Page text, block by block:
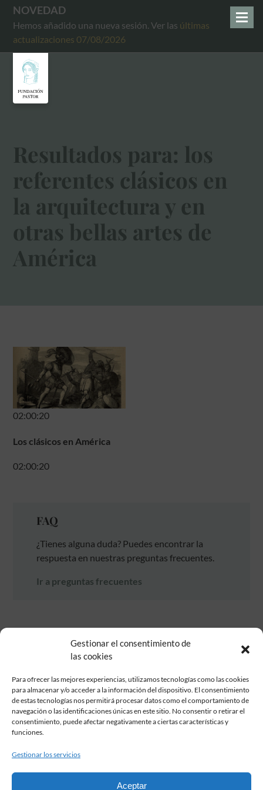
Gestionar el consentimiento de
las cookies
Para ofrecer las mejores experiencias, utilizamos tecnologías como las cookies
para almacenar y/o acceder a la información del dispositivo. El consentimiento
de estas tecnologías nos permitirá procesar datos como el comportamiento de
navegación o las identificaciones únicas en este sitio. No consentir o retirar el
consentimiento, puede afectar negativamente a ciertas características y
funciones.
Gestionar los servicios
Aceptar
NOVEDAD
Hemos añadido una nueva sesión. Ver las últimas
actualizaciones 07/08/2026
Resultados para: los
referentes clásicos en
la arquitectura y en
otras bellas artes de
América
02:00:20
Los clásicos en América
02:00:20
FAQ
¿Tienes alguna duda? Puedes encontrar la
respuesta en nuestras preguntas frecuentes.
Ir a preguntas frecuentes
Fundación Pastor de Estudios Clásicos
Calle Serrano, 107. Madrid, 28006.
915617236
2026 Todos los derechos reservados © Fundación Pastor. Sitio web